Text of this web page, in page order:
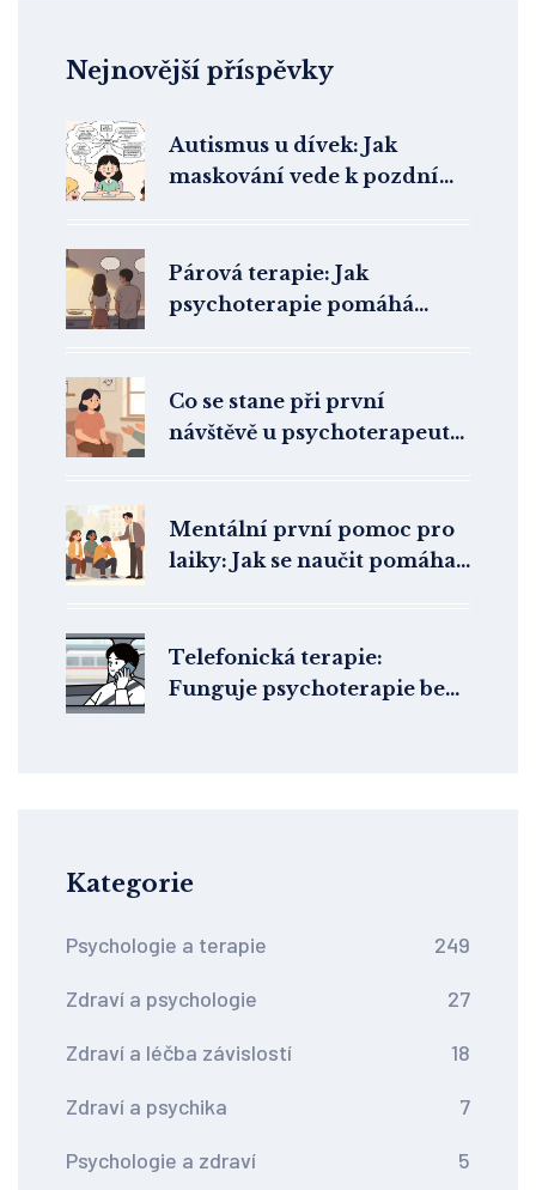
Nejnovější příspěvky
Autismus u dívek: Jak
maskování vede k pozdní
Párová terapie: Jak
psychoterapie pomáhá
Co se stane při první
návštěvě u psychoterapeuta:
Mentální první pomoc pro
laiky: Jak se naučit pomáhat
Telefonická terapie:
Funguje psychoterapie bez
Kategorie
Psychologie a terapie 249
Zdraví a psychologie 27
Zdraví a léčba závislostí 18
Zdraví a psychika 7
Psychologie a zdraví 5